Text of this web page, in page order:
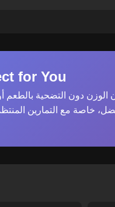
for You
دون التضحية بالطعم أو
خاصة مع التمارين